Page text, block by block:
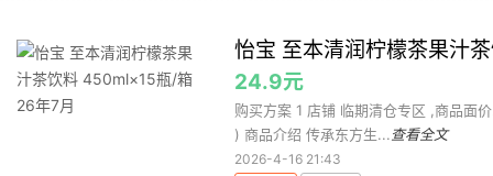
怡宝 至本清润柠檬茶果汁
24.9元
购买方案 1 店铺 临期清仓专区 ,商品面
) 商品介绍 传承东方生... 查看全文
2026-4-16 21:43